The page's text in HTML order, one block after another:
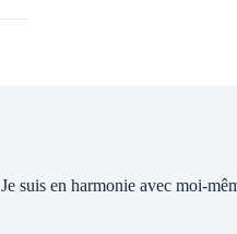
Je suis en harmonie avec moi-